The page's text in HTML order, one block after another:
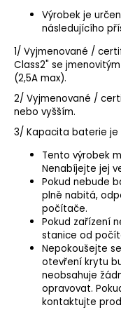
Výrobek je
následujícího
1/ Vyjmenované /
Class2" se
(2,5A max).
2/ Vyjmenované /
nebo vyšším.
3/ Kapacita baterie je
Tento výrobek
Nenabíjejte jej
Pokud nebude
plně nabitá,
počítače.
Pokud zařízení
stanice od
Nepokoušejte
otevření krytu
neobsahuje
opravovat.
kontaktujte